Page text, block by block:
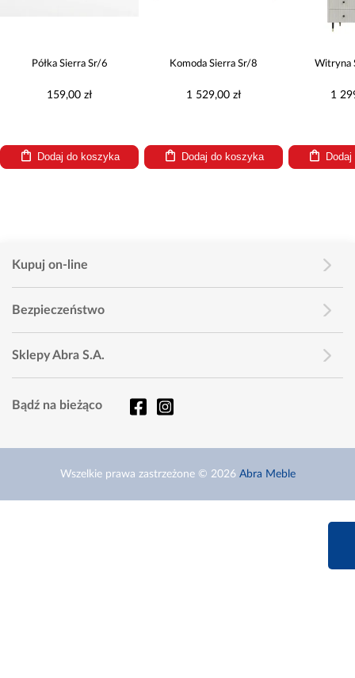
Półka Sierra Sr/6
159,00 zł
Dodaj do koszyka
Komoda Sierra Sr/8
1 529,00 zł
Dodaj do koszyka
Witryna
1
Kupuj on-line
Bezpieczeństwo
Sklepy Abra S.A.
Bądź na bieżąco
Wszelkie prawa zastrzeżone © 2026 Abra Meble